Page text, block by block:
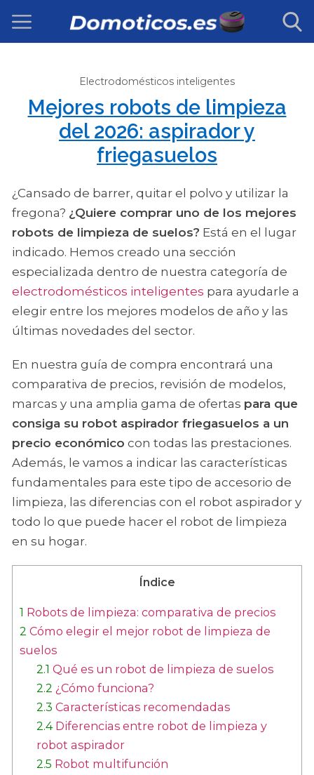
Electrodomésticos inteligentes
Mejores robots de limpieza
del 2026: aspirador y
friegasuelos
¿Cansado de barrer, quitar el polvo y utilizar la
fregona? ¿Quiere comprar uno de los mejores
robots de limpieza de suelos? Está en el lugar
indicado. Hemos creado una sección
especializada dentro de nuestra categoría de
electrodomésticos inteligentes para ayudarle a
elegir entre los mejores modelos de año y las
últimas novedades del sector.
En nuestra guía de compra encontrará una
comparativa de precios, revisión de modelos,
marcas y una amplia gama de ofertas para que
consiga su robot aspirador friegasuelos a un
precio económico con todas las prestaciones.
Además, le vamos a indicar las características
fundamentales para este tipo de accesorio de
limpieza, las diferencias con el robot aspirador y
todo lo que puede hacer el robot de limpieza
en su hogar.
Índice
1 Robots de limpieza: comparativa de precios
2 Cómo elegir el mejor robot de limpieza de
suelos
2.1 Qué es un robot de limpieza de suelos
2.2 ¿Cómo funciona?
2.3 Características recomendadas
2.4Diferencias entre robot de limpieza y
robot aspirador
2.5 Robot multifunción